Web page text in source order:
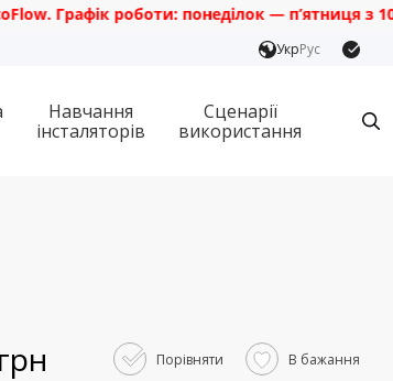
роботи: понеділок — п’ятниця з 10:00
УкрРус
Навчання
інсталяторів
Сценарії
використання
Порівняти В бажання